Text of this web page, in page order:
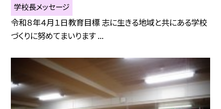
学校長メッセージ
令和８年４月１日教育目標 志に生きる地域と共にある学校
づくりに努めてまいります ...